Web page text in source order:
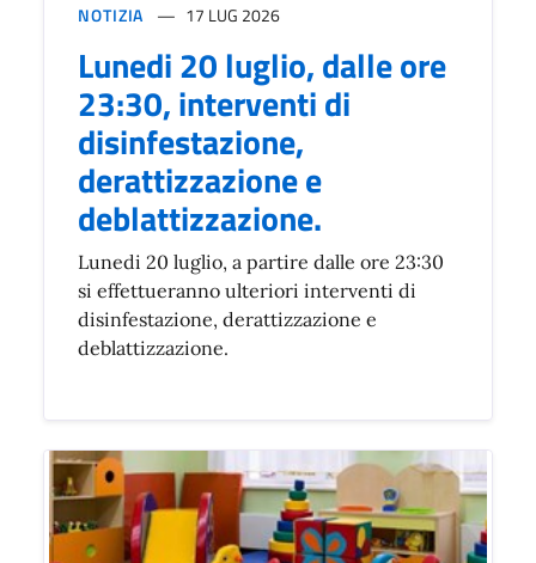
NOTIZIA 17 LUG 2026
Lunedi 20 luglio, dalle ore
23:30, interventi di
disinfestazione,
derattizzazione e
deblattizzazione.
Lunedi 20 luglio, a partire dalle ore 23:30
si effettueranno ulteriori interventi di
disinfestazione, derattizzazione e
deblattizzazione.